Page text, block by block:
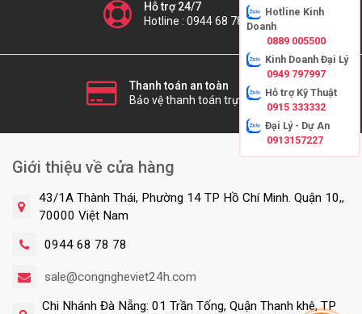
Hotline Kinh
Doanh
0889 005500
Kinh Doanh Đại Lý
0949 797997
Hỗ trợ Kỹ Thuật
0915 333332
Đại Lý - Dự An
0913157227
Hỗ trợ 24/7
Hotline : 0944 68 78 78
Thanh toán an toàn
Bảo vệ thanh toán trực tuyến
Giới thiệu về cửa hàng
43/1A Thành Thái, Phường 14 TP Hồ Chí Minh. Quận 10,,
70000 Việt Nam
0944 68 78 78
sale@congngheviet24h.com
Chi Nhánh Đà Nẵng: 01 Trần Tống, Quận Thanh khê, TP